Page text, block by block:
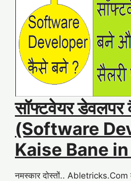
सॉफ्टवेयर
(Software
Kaise Bane
नमस्कार दोस्तों..